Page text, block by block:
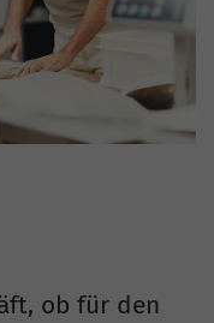
ob für den